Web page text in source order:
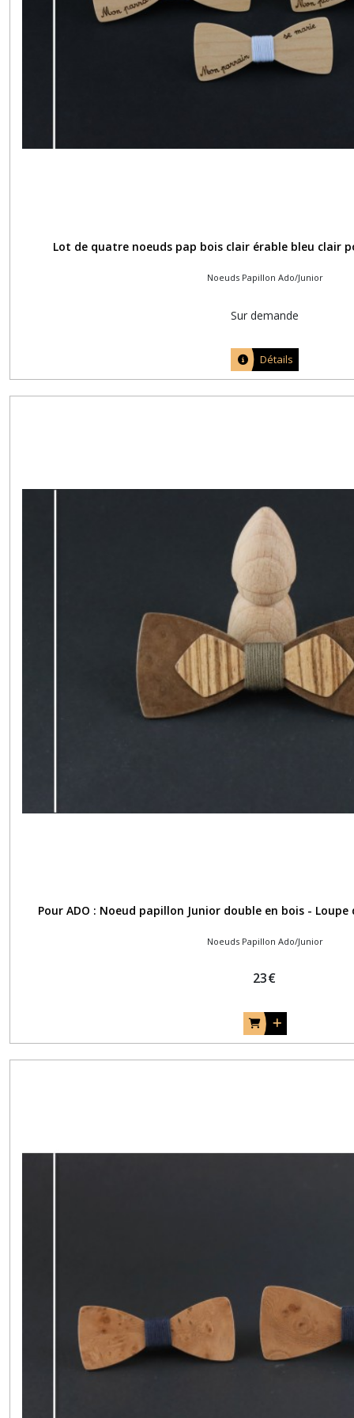
Lot de quatre noeuds pap bois clair érable bleu clair
Noeuds Papillon Ado/Junior
Sur demande
Détails
Pour ADO : Noeud papillon Junior double en bois -
Noeuds Papillon Ado/Junior
23€